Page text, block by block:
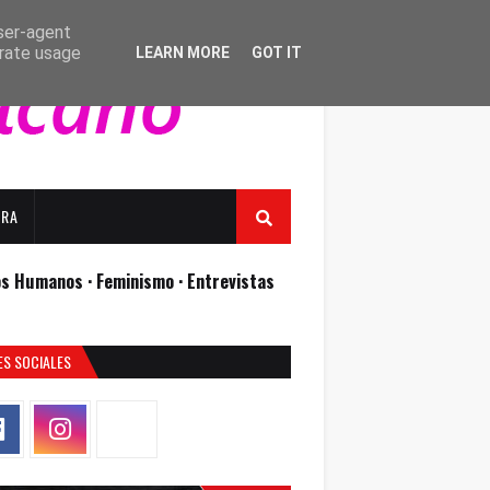
Humanos · Feminismo · Entrevistas
SOCIALES
agent
usage
LEARN MORE GOT IT